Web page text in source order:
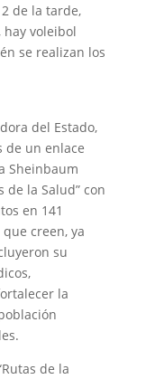
de la tarde,
hay voleibol
se realizan los
del Estado,
de un enlace
Sheinbaum
de la Salud” con
en 141
creen, ya
su
la
de la